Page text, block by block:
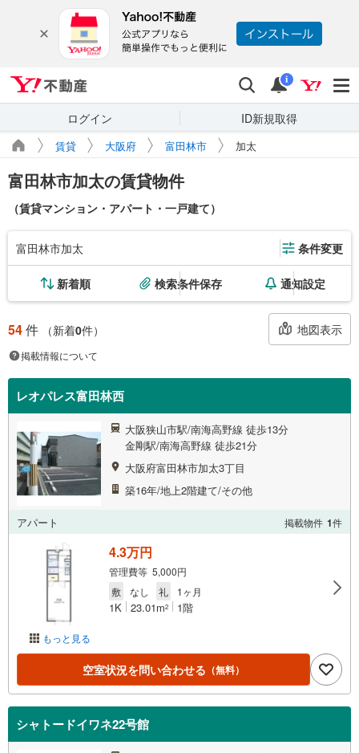
検索 通知
i
ログイン ID新規取得
賃貸 大阪府 富田林市 加太
富田林市加太の賃貸物件
（賃貸マンション・アパート・一戸建て）
富田林市加太 条件変更
新着順 検索条件保存 通知設定
54件 （新着0件） 地図表示
掲載情報について
レオパレス富田林西
大阪狭山市駅/南海高野線 徒歩13分
金剛駅/南海高野線 徒歩21分
大阪府富田林市加太3丁目
築16年/地上2階建て/その他
アパート 掲載物件 1件
もっと見る
4.3万円
管理費等 5,000円
敷
なし 礼 1ヶ月
1K 23.01m2 1階
空室状況を問い合わせる （無料）
シャトードイワネ22号館